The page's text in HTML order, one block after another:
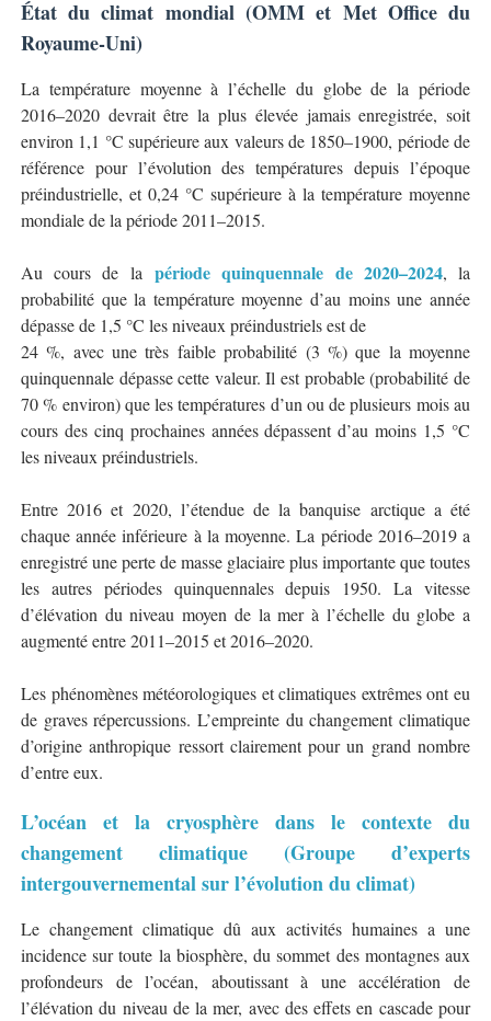
État du climat mondial (OMM et Met Office du
Royaume-Uni)
La température moyenne à l’échelle du globe de la période
2016–2020 devrait être la plus élevée jamais enregistrée, soit
environ 1,1 °C supérieure aux valeurs de 1850–1900, période de
référence pour l’évolution des températures depuis l’époque
préindustrielle, et 0,24 °C supérieure à la température moyenne
mondiale de la période 2011–2015.
Au cours de la période quinquennale de 2020–2024, la
probabilité que la température moyenne d’au moins une année
dépasse de 1,5 °C les niveaux préindustriels est de
24 %, avec une très faible probabilité (3 %) que la moyenne
quinquennale dépasse cette valeur. Il est probable (probabilité de
70 % environ) que les températures d’un ou de plusieurs mois au
cours des cinq prochaines années dépassent d’au moins 1,5 °C
les niveaux préindustriels.
Entre 2016 et 2020, l’étendue de la banquise arctique a été
chaque année inférieure à la moyenne. La période 2016–2019 a
enregistré une perte de masse glaciaire plus importante que toutes
les autres périodes quinquennales depuis 1950. La vitesse
d’élévation du niveau moyen de la mer à l’échelle du globe a
augmenté entre 2011–2015 et 2016–2020.
Les phénomènes météorologiques et climatiques extrêmes ont eu
de graves répercussions. L’empreinte du changement climatique
d’origine anthropique ressort clairement pour un grand nombre
d’entre eux.
L’océan et la cryosphère dans le contexte du
changement climatique (Groupe d’experts
intergouvernemental sur l’évolution du climat)
Le changement climatique dû aux activités humaines a une
incidence sur toute la biosphère, du sommet des montagnes aux
profondeurs de l’océan, aboutissant à une accélération de
l’élévation du niveau de la mer, avec des effets en cascade pour